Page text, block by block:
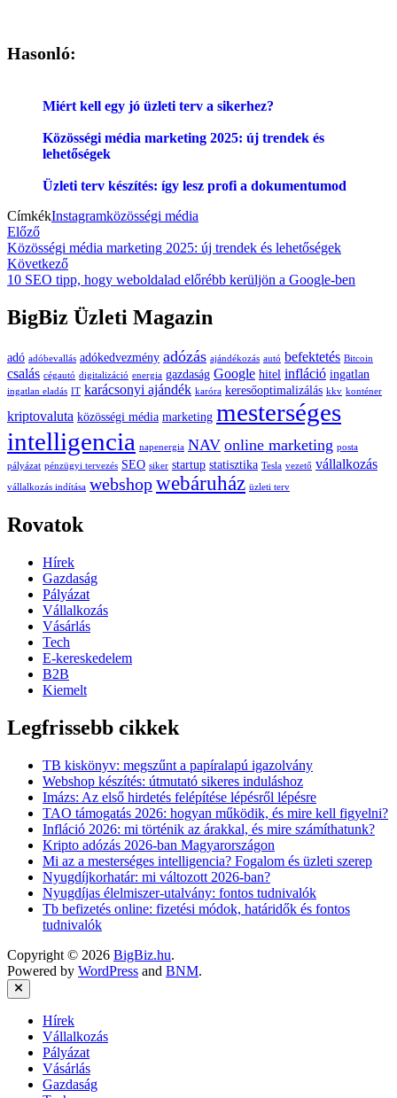
Hasonló:
Miért kell egy jó üzleti terv a sikerhez?
Közösségi média marketing 2025: új trendek és
lehetőségek
Üzleti terv készítés: így lesz profi a dokumentumod
CímkékInstagramközösségi média
Bejegyzés
navigáció
ElőzőPrevious
article:
Közösségi média marketing 2025: új trendek és lehetőségek
KövetkezőNext
article:
10 SEO tipp, hogy weboldalad előrébb kerüljön a Google-ben
BigBiz Üzleti Magazin
adó adóbevallás adókedvezmény adózás ajándékozás autó befektetés Bitcoin
csalás cégautó digitalizáció energia gazdaság Google hitel infláció ingatlan
ingatlan eladás IT karácsonyi ajándék karóra keresőoptimalizálás kkv konténer
kriptovaluta közösségi média marketing mesterséges
intelligencia napenergia NAV online marketing posta
pályázat pénzügyi tervezés SEO siker startup statisztika Tesla vezető vállalkozás
vállalkozás indítása webshopwebáruház üzleti terv
Rovatok
Hírek
Gazdaság
Pályázat
Vállalkozás
Vásárlás
Tech
E-kereskedelem
B2B
Kiemelt
Legfrissebb cikkek
TB kiskönyv: megszűnt a papíralapú igazolvány
Webshop készítés: útmutató sikeres induláshoz
Imázs: Az első hirdetés felépítése lépésről lépésre
TAO támogatás 2026: hogyan működik, és mire kell figyelni?
Infláció 2026: mi történik az árakkal, és mire számíthatunk?
Kripto adózás 2026-ban Magyarországon
Mi az a mesterséges intelligencia? Fogalom és üzleti szerep
Nyugdíjkorhatár: mi változott 2026-ban?
Nyugdíjas élelmiszer-utalvány: fontos tudnivalók
Tb befizetés online: fizetési módok, határidők és fontos
tudnivalók
Copyright © 2026 BigBiz.hu.
Powered by WordPress and BNM.
Close
Hírek
Vállalkozás
Pályázat
Vásárlás
Gazdaság